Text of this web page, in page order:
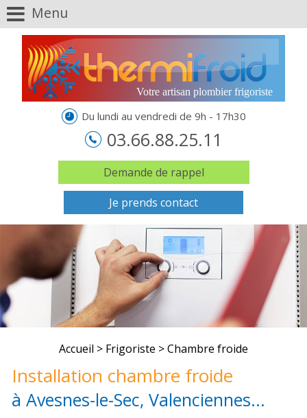
Menu
Votre artisan plombier frigoriste
Du lundi au vendredi de 9h - 17h30
03.66.88.25.11
Demande de rappel
Je prends contact
Accueil > Frigoriste > Chambre froide
Installation chambre froide
à Avesnes-le-Sec, Valenciennes...